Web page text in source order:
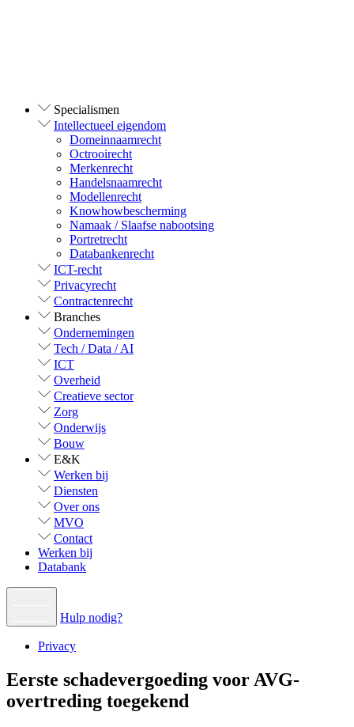
Specialismen
Intellectueel eigendom
Domeinnaamrecht
Octrooirecht
Merkenrecht
Handelsnaamrecht
Modellenrecht
Knowhowbescherming
Namaak / Slaafse nabootsing
Portretrecht
Databankenrecht
ICT-recht
Privacyrecht
Contractenrecht
Branches
Ondernemingen
Tech / Data / AI
ICT
Overheid
Creatieve sector
Zorg
Onderwijs
Bouw
E&K
Werken bij
Diensten
Over ons
MVO
Contact
Werken bij
Databank
Hulp nodig?
Privacy
Eerste schadevergoeding voor AVG-
overtreding toegekend